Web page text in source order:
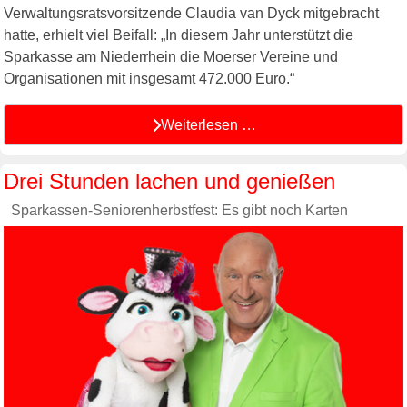
Verwaltungsratsvorsitzende Claudia van Dyck mitgebracht
hatte, erhielt viel Beifall: „In diesem Jahr unterstützt die
Sparkasse am Niederrhein die Moerser Vereine und
Organisationen mit insgesamt 472.000 Euro.“
Weiterlesen …
Drei Stunden lachen und genießen
Sparkassen-Seniorenherbstfest: Es gibt noch Karten